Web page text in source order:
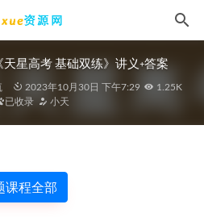
天星高考 基础双练》讲义+答案
2023年10月30日 下午7:29
1.25K
已收录 小天
课程全部
轮复习暑假班